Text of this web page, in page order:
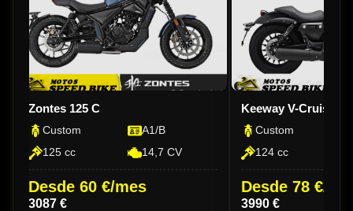
Zontes 125 C
Custom
A1/B
125 cc
14,7 CV
Desde 60 €/mes
3087 €
Keeway V-Cruise
Custom
124 cc
Desde 78 €/
3990 €